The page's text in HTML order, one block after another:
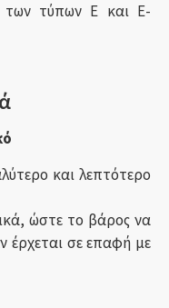
των τύπων Ε και E-
και λεπτότερο
ώστε το βάρος να
έρχεται σε επαφή με